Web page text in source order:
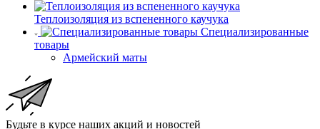
Теплоизоляция из вспененного каучука
Специализированные
товары
Армейский маты
Будьте в курсе наших акций и новостей